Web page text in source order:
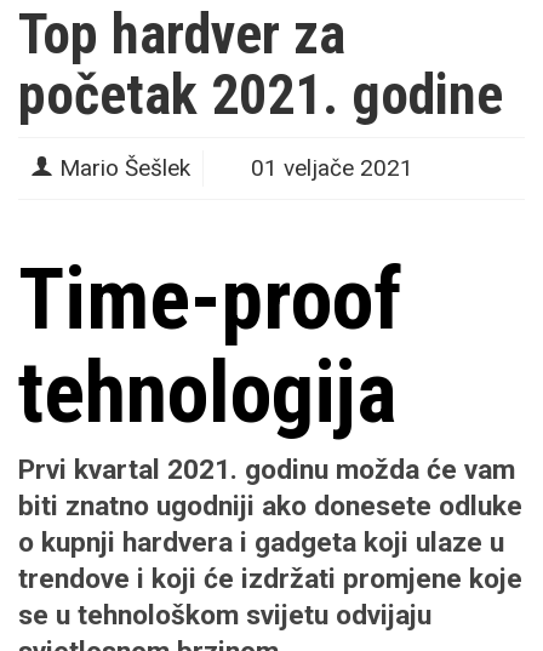
Top hardver za
početak 2021. godine
Mario Šešlek 01 veljače 2021
Time-proof
tehnologija
Prvi kvartal 2021. godinu možda će vam
biti znatno ugodniji ako donesete odluke
o kupnji hardvera i gadgeta koji ulaze u
trendove i koji će izdržati promjene koje
se u tehnološkom svijetu odvijaju